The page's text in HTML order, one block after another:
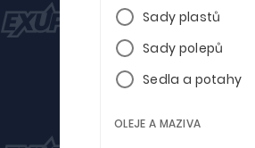
Sady plastů
Sady polepů
Sedla a potahy
OLEJE A MAZIVA